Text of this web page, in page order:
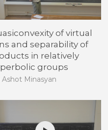
of virtual
and separability of
in relatively
groups
Ashot Minasyan